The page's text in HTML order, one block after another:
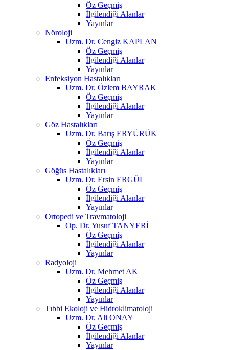
Öz Geçmiş
İlgilendiği Alanlar
Yayınlar
Nöroloji
Uzm. Dr. Cengiz KAPLAN
Öz Geçmiş
İlgilendiği Alanlar
Yayınlar
Enfeksiyon Hastalıkları
Uzm. Dr. Özlem BAYRAK
Öz Geçmiş
İlgilendiği Alanlar
Yayınlar
Göz Hastalıkları
Uzm. Dr. Barış ERYÜRÜK
Öz Geçmiş
İlgilendiği Alanlar
Yayınlar
Göğüs Hastalıkları
Uzm. Dr. Ersin ERGÜL
Öz Geçmiş
İlgilendiği Alanlar
Yayınlar
Ortopedi ve Travmatoloji
Op. Dr. Yusuf TANYERİ
Öz Geçmiş
İlgilendiği Alanlar
Yayınlar
Radyoloji
Uzm. Dr. Mehmet AK
Öz Geçmiş
İlgilendiği Alanlar
Yayınlar
Tıbbi Ekoloji ve Hidroklimatoloji
Uzm. Dr. Ali ONAY
Öz Geçmiş
İlgilendiği Alanlar
Yayınlar